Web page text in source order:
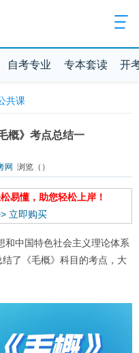
自考专业 专本套读 开
共课
概》考点总结一
网 浏览（ ）
易懂，助您轻松上岸！
立即购买
中国特色社会主义理论体系
了《毛概》科目的考点，大